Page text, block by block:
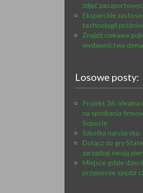
zdjęć
Eksperckie
technologii
Znajdź ciekawe
wydawnictwa
Losowe posty:
Projekt 36: idealna
na spotkania
Sopocie
Szkółka narciarska.
Dołącz do gry
zarządzaj swoją
Miejsce gdzie
przyjemnie spędzi